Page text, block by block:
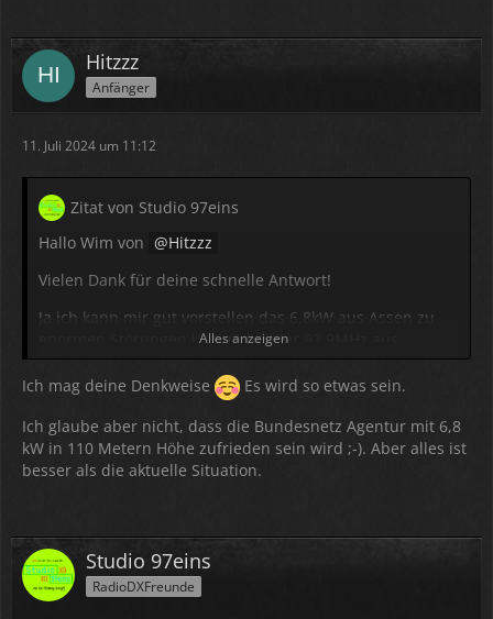
Hitzzz
Anfänger
11. Juli 2024 um 11:12
Zitat von Studio 97eins
Hallo Wim von
Hitzzz
Vielen Dank für deine schnelle Antwort!
Ja ich kann mir gut vorstellen das 6,8kW aus Assen zu
enormen Störungen kommt bei der 92,9MHz aus
Groningen.
Auch der Empfang in der Umgebung der 93,0MHz in
Winschoten könnte vom Sender Assen beeinträchtigt
werden.
Wir in Deutschland haben es auch gemerkt das der
Der Empfang auf der 92,9MHz ist normalerweise immer
relativ gut bis Wilhelmshaven (!!!) zu hören. Was für
400Watt echt beeindruckend ist.
Alles anzeigen
Ich mag deine Denkweise
Es wird so etwas sein.
Ich glaube aber nicht, dass die Bundesnetz Agentur mit 6,8
kW in 110 Metern Höhe zufrieden sein wird ;-). Aber alles ist
besser als die aktuelle Situation.
Studio 97eins
RadioDXFreunde